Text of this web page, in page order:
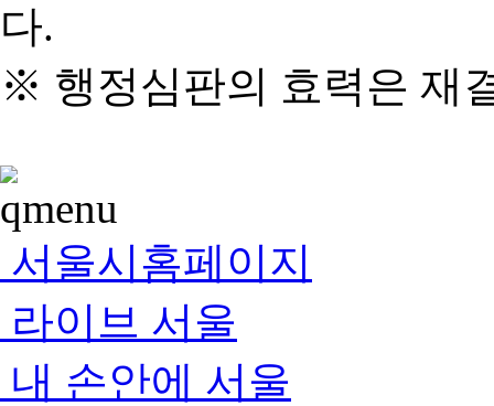
다.
※ 행정심판의 효력은 재
서울시홈페이지
라이브 서울
내 손안에 서울